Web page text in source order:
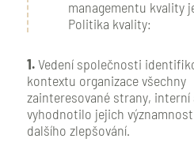
managementu kvality
Politika kvality:
1.Vedení společnosti
kontextu organizace všechny
zainteresované strany, interní
vyhodnotilo jejich
dalšího zlepšování.